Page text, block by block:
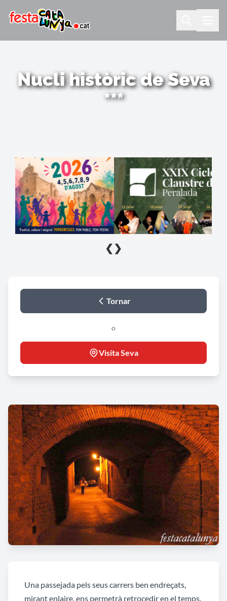
Nucli històric de Seva
***
❮ ❯
Tornar
o
Visita Seva
Una passejada pels seus carrers ben endreçats,
mirant enlaire, ens permetrà retrocedir en el temps.